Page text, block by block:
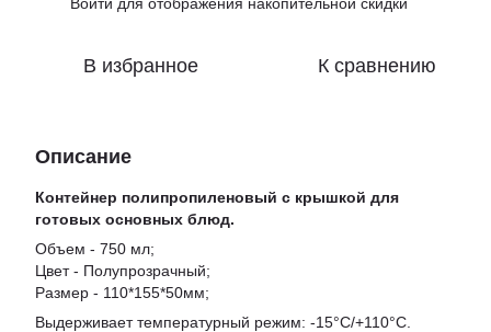
В избранное К сравнению
Описание
Контейнер полипропиленовый с крышкой для
готовых основных блюд.
Объем - 750 мл;
Цвет - Полупрозрачный;
Размер - 110*155*50мм;
Выдерживает температурный режим: -15°C/+110°C.